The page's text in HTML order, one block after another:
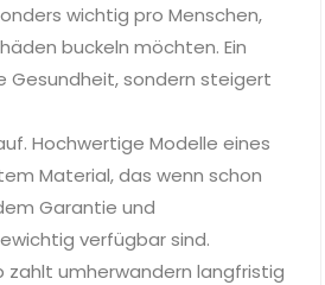
wichtig pro Menschen,
buckeln möchten. Ein
Gesundheit, sondern steigert
Hochwertige Modelle eines
Material, das wenn schon
Garantie und
verfügbar sind.
zahlt umherwandern langfristig